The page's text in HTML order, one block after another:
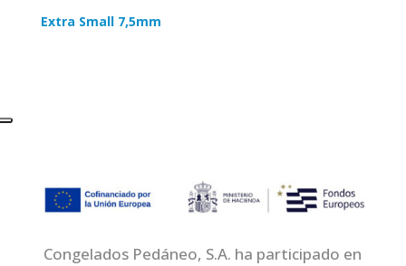
Extra Small 7,5mm
Congelados Pedáneo, S.A. ha participado en